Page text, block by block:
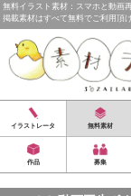
無料イラスト素材：スマホと動画
掲載素材はすべて無料でご利用頂
イラストレータ 無料素材
作品 募集